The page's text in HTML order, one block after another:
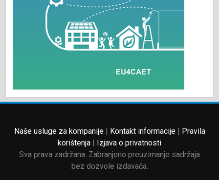
Naše usluge za kompanije| Kontakt informacije| Pravila
korištenja | Izjava o privatnosti
Sva prava zadržana. Zabranjeno preuzimanje sadržaja
bez dozvole izdavača.